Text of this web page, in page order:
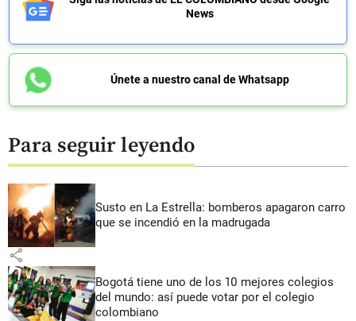
News
Únete a nuestro canal de Whatsapp
Para seguir leyendo
Susto en La Estrella: bomberos apagaron carro
que se incendió en la madrugada
share
Bogotá tiene uno de los 10 mejores colegios
del mundo: así puede votar por el colegio
colombiano